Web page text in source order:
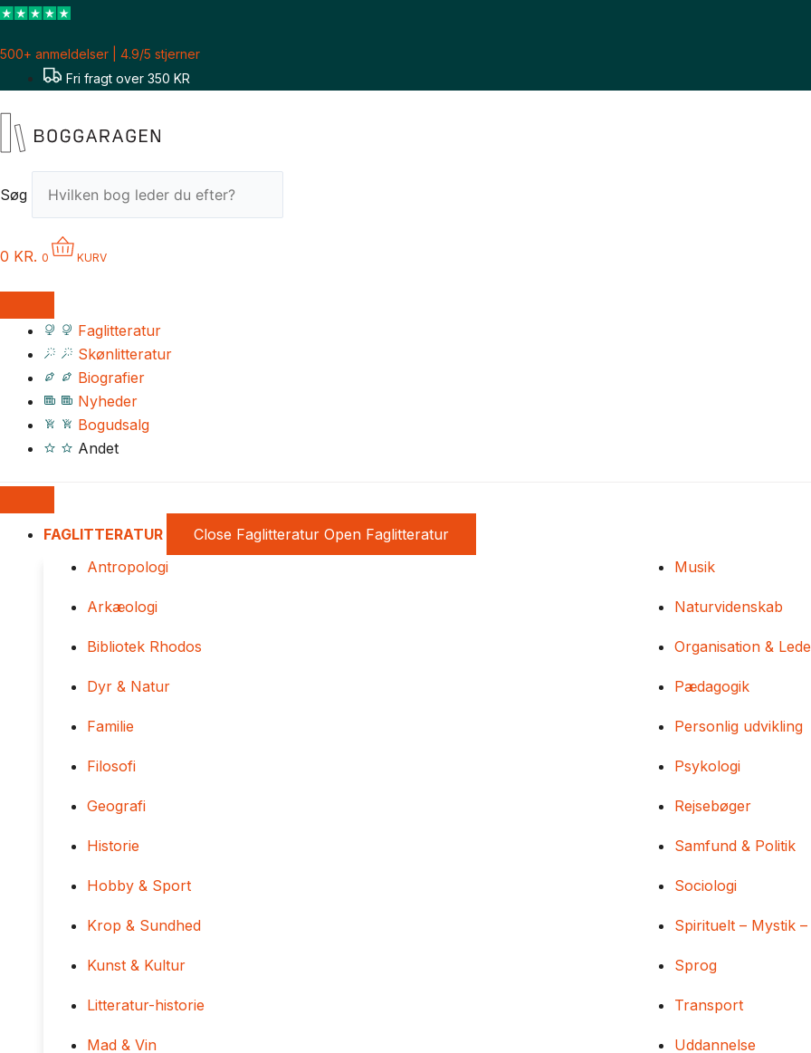
Gå
indholdet
500+ anmeldelser | 4.9/5 stjerner
Fri fragt over 350 KR
Søg
0 KR. 0 KURV
Faglitteratur
Skønlitteratur
Biografier
Nyheder
Bogudsalg
Andet
FAGLITTERATUR Close Faglitteratur Open Faglitteratur
Antropologi
Arkæologi
Bibliotek Rhodos
Dyr & Natur
Familie
Filosofi
Geografi
Historie
Hobby & Sport
Krop & Sundhed
Kunst & Kultur
Litteratur-historie
Mad & Vin
Musik
Naturvidenskab
Organisation &
Pædagogik
Personlig udvikling
Psykologi
Rejsebøger
Samfund & Politik
Sociologi
Spirituelt – Mystik
Sprog
Transport
Uddannelse